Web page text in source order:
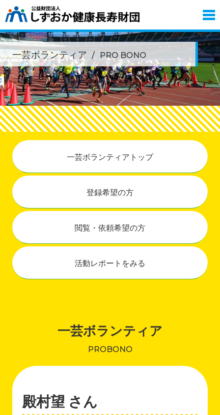
一芸ボランティア PRO BONO
一芸ボランティアトップ
登録希望の方
閲覧・依頼希望の方
活動レポートをみる
一芸ボランティア
PROBONO
殿村望 さん